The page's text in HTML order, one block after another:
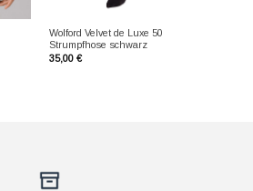
Wolford Velvet de Luxe 50
Strumpfhose schwarz
35,00 €